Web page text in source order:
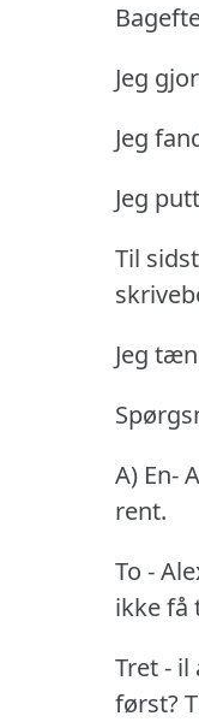
Jeg
Jeg
Jeg
Til
Jeg
A) En-
rent.
To -
ikke få
Tret -
først?